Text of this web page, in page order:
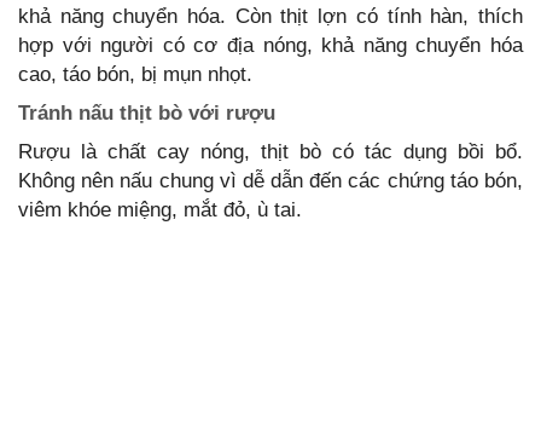
khả năng chuyển hóa. Còn thịt lợn có tính hàn, thích
hợp với người có cơ địa nóng, khả năng chuyển hóa
cao, táo bón, bị mụn nhọt.
Tránh nấu thịt bò với rượu
Rượu là chất cay nóng, thịt bò có tác dụng bồi bổ.
Không nên nấu chung vì dễ dẫn đến các chứng táo bón,
viêm khóe miệng, mắt đỏ, ù tai.